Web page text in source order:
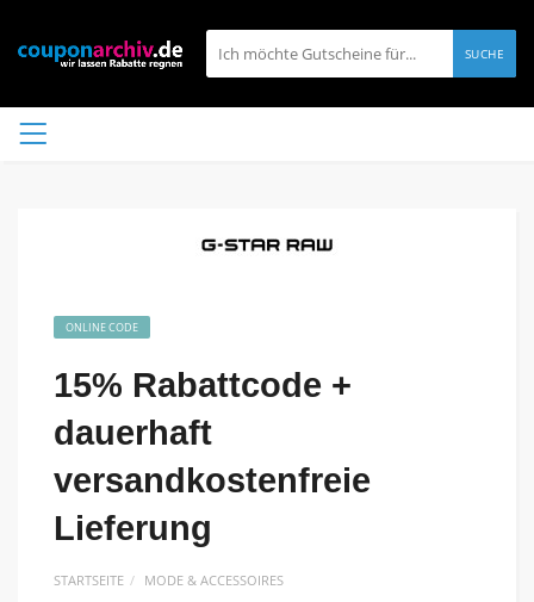
SUCHE
ONLINE CODE
15% Rabattcode +
dauerhaft
versandkostenfreie
Lieferung
STARTSEITE MODE & ACCESSOIRES